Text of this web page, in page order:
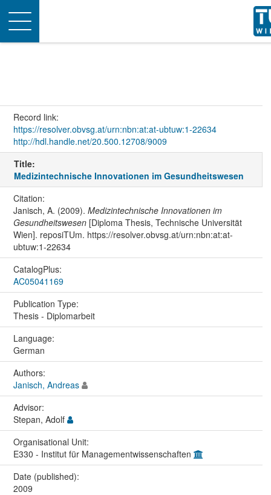
Toggle
navigation
Record link:
https://resolver.obvsg.at/urn:nbn:at:at-ubtuw:1-22634
http://hdl.handle.net/20.500.12708/9009
Title:
Medizintechnische Innovationen im Gesundheitswesen
Citation:
Janisch, A. (2009). Medizintechnische Innovationen im
Gesundheitswesen[Diploma Thesis, Technische Universität
Wien]. reposiTUm. https://resolver.obvsg.at/urn:nbn:at:at-
ubtuw:1-22634
CatalogPlus:
AC05041169
Publication Type:
Thesis - Diplomarbeit
Language:
German
Authors:
Janisch, Andreas
Advisor:
Stepan, Adolf
Organisational Unit:
E330 - Institut für Managementwissenschaften
Date (published):
2009